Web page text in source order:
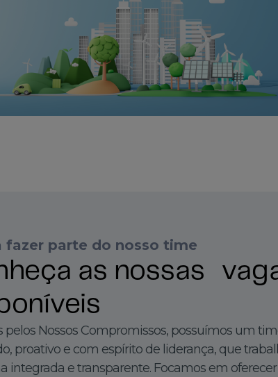
fazer parte do nosso time
as nossas
pelos Nossos Compromissos, possuímos um
proativo e com espírito de liderança, que
integrada e transparente. Focamos em